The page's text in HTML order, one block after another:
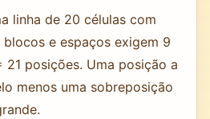
linha de 20 células com
e espaços exigem 9
21 posições. Uma posição a
menos uma sobreposição